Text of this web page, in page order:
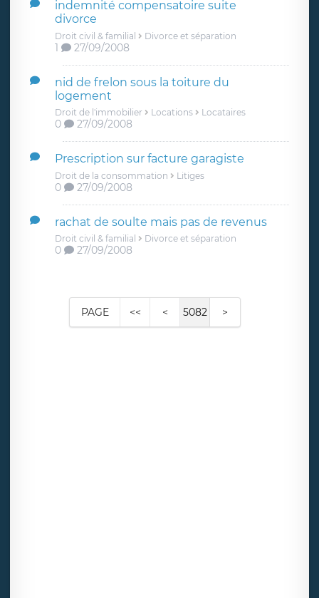
indemnité compensatoire suite
divorce
Droit civil & familial Divorce et séparation
1 27/09/2008
nid de frelon sous la toiture du
logement
Droit de l'immobilier Locations Locataires
0 27/09/2008
Prescription sur facture garagiste
Droit de la consommation Litiges
0 27/09/2008
rachat de soulte mais pas de revenus
Droit civil & familial Divorce et séparation
0 27/09/2008
PAGE << < 5082 >